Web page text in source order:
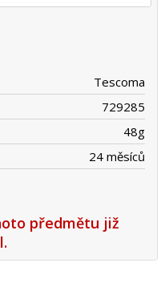
Tescoma
729285
48g
24 měsíců
předmětu již